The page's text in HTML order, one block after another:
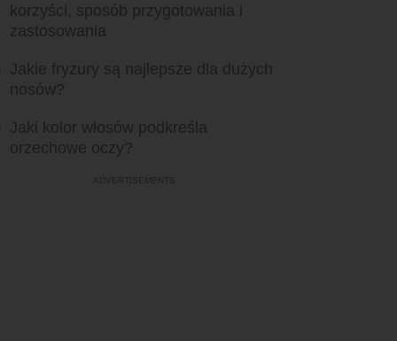
korzyści, sposób przygotowania i
zastosowania
Jakie fryzury są najlepsze dla dużych
nosów?
Jaki kolor włosów podkreśla
orzechowe oczy?